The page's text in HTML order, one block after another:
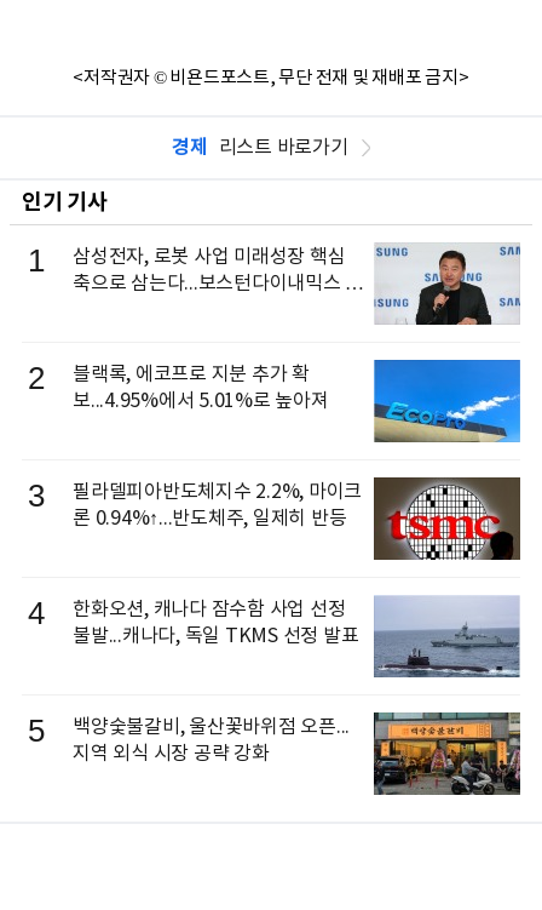
<저작권자 © 비욘드포스트, 무단 전재 및 재배포 금지>
경제 리스트 바로가기
인기 기사
1
삼성전자, 로봇 사업 미래성장 핵심
축으로 삼는다...보스턴다이내믹스 출
2
블랙록, 에코프로 지분 추가 확
보...4.95%에서 5.01%로 높아져
3
필라델피아반도체지수 2.2%, 마이크
론 0.94%↑...반도체주, 일제히 반등
4
한화오션, 캐나다 잠수함 사업 선정
불발...캐나다, 독일 TKMS 선정 발표
5
백양숯불갈비, 울산꽃바위점 오픈...
지역 외식 시장 공략 강화